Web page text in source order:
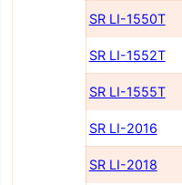
SR LI-1550Т
SR LI-1552Т
SR LI-1555Т
SR LI-2016
SR LI-2018